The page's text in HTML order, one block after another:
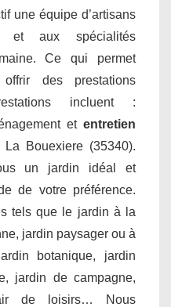
une équipe d’artisans
et aux spécialités
Ce qui permet
des prestations
incluent :
et entretien
Bouexiere (35340).
un jardin idéal et
de votre préférence.
tels que le jardin à la
jardin paysager ou à
botanique, jardin
jardin de campagne,
de loisirs… Nous